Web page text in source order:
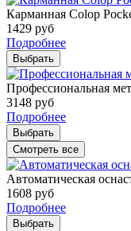
Карманная Colop
1429 руб
Подробнее
Выбрать
Профессиональная
3148 руб
Подробнее
Выбрать
Смотреть все
Автоматическая
1608 руб
Подробнее
Выбрать